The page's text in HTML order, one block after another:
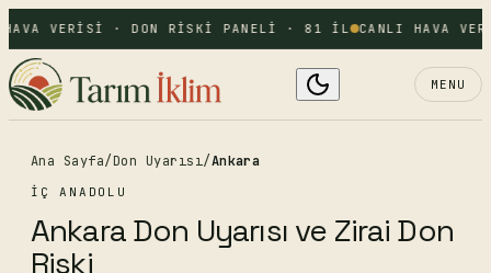
VERISI · DON RISKI PANELI · 81 IL CANLI HAVA
MENU
Ana Sayfa/Don Uyarısı/Ankara
İÇ ANADOLU
Ankara Don Uyarısı ve Zirai Don
Riski